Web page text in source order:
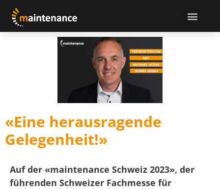
«Eine herausragende
Gelegenheit!»
Auf der «maintenance Schweiz 2023», der
führenden Schweizer Fachmesse für